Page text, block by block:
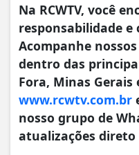
Na RCWTV, você
responsabilidade e
Acompanhe
dentro das
Fora, Minas Gerais
www.rcwtv.com.br
nosso grupo de
atualizações direto